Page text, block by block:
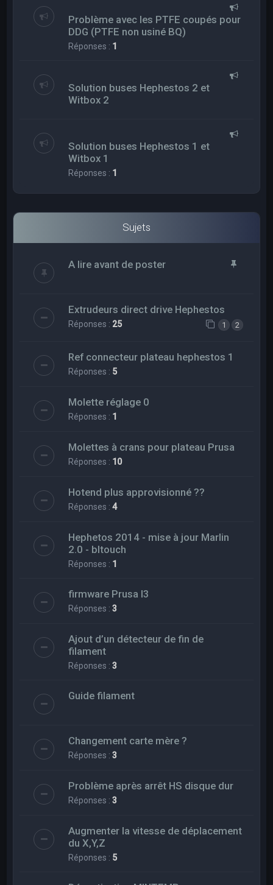
Problème avec les PTFE coupés pour
DDG (PTFE non usiné BQ)
Réponses : 1
Solution buses Hephestos 2 et
Witbox 2
Solution buses Hephestos 1 et
Witbox 1
Réponses : 1
Sujets
A lire avant de poster
Extrudeurs direct drive Hephestos
Réponses : 25 1 2
Ref connecteur plateau hephestos 1
Réponses : 5
Molette réglage 0
Réponses : 1
Molettes à crans pour plateau Prusa
Réponses : 10
Hotend plus approvisionné ??
Réponses :4
Hephetos 2014 - mise à jour Marlin
2.0 - bltouch
Réponses : 1
firmware Prusa I3
Réponses :3
Ajout d’un détecteur de fin de
filament
Réponses :3
Guide filament
Changement carte mère ?
Réponses :3
Problème après arrêt HS disque dur
Réponses :3
Augmenter la vitesse de déplacement
du X,Y,Z
Réponses : 5